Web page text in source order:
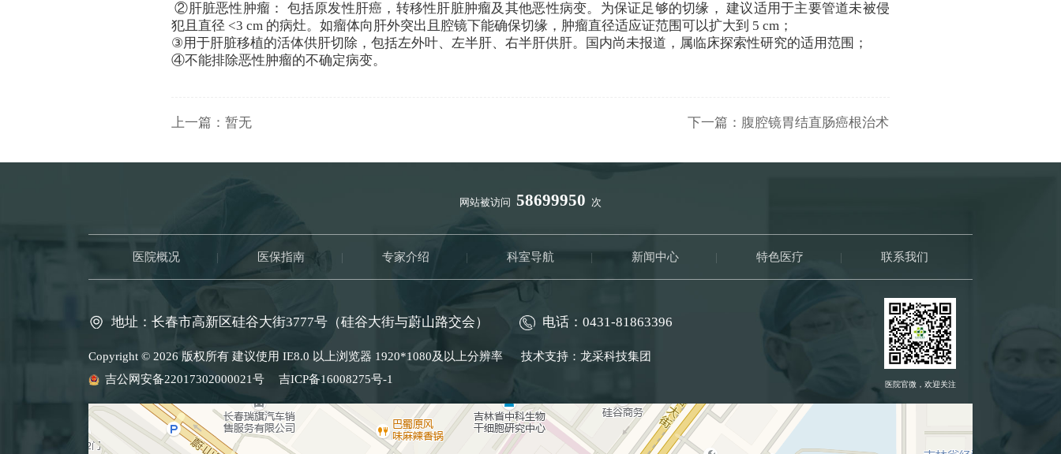
②肝脏恶性肿瘤： 包括原发性肝癌，转移性肝脏肿瘤及其他恶性病变。为保证足够的切缘， 建议适用于主要管道未被侵
犯且直径 <3 cm 的病灶。如瘤体向肝外突出且腔镜下能确保切缘，肿瘤直径适应证范围可以扩大到 5 cm；
③用于肝脏移植的活体供肝切除，包括左外叶、左半肝、右半肝供肝。国内尚未报道，属临床探索性研究的适用范围；
④不能排除恶性肿瘤的不确定病变。
上一篇：暂无 下一篇： 腹腔镜胃结直肠癌根治术
网站被访问 58699950 次
医院概况 | 医保指南 | 专家介绍 | 科室导航 | 新闻中心 | 特色医疗 | 联系我们
地址：长春市高新区硅谷大街3777号（硅谷大街与蔚山路交会） 电话：0431-81863396
Copyright © 2026 版权所有 建议使用 IE8.0 以上浏览器 1920*1080及以上分辨率 技术支持： 龙采科技集团
吉公网安备22017302000021号
吉ICP备16008275号-1 医院官微，欢迎关注